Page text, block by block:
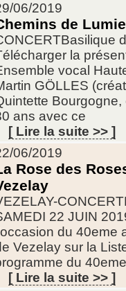
06/2019
de
la
vocal
GÖLLES
ans avec ce
[ Lire la suite >> ]
06/2019
Rose des
22 JUIN
du 40eme
Vezelay sur la
du
[ Lire la suite >> ]